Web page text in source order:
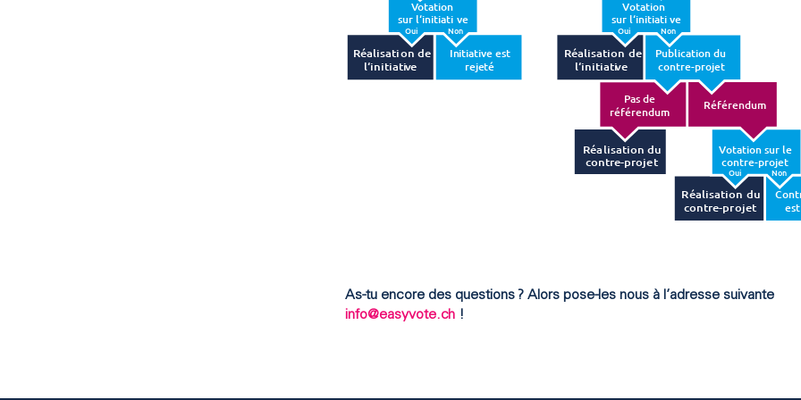
C
Réalisation du
contre-projet
Initiative est
rejeté
Réalisation du
contre-projet
Pas de
référendum Référendum
Publication du
contre-projet
Votation
sur l‘initiati ve
Votation
sur l‘initiati ve
Oui Non Oui Non
Votation sur le
contre-projet
Oui Non
Réalisation de
l‘initiative
Réalisation de
l‘initiative
As-tu encore des questions ? Alors pose-les nous à l’adresse suivante
info@easyvote.ch !